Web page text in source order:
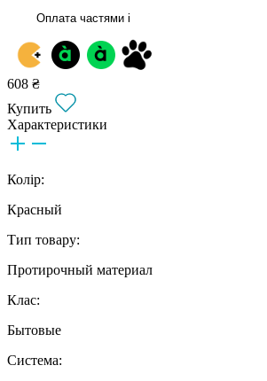
Оплата частями i
608 ₴
Купить
Характеристики
Колір:
Красный
Тип товару:
Протирочный материал
Клас:
Бытовые
Система: